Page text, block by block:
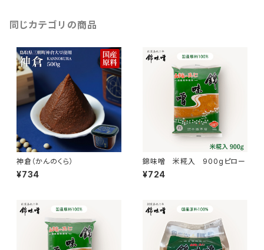
同じカテゴリの商品
神倉（かんのくら）
¥734
錦味噌 米糀入 900gピロー
¥724